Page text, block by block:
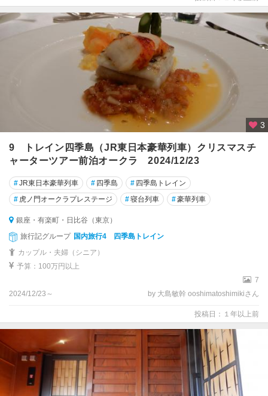
3
9 トレイン四季島（JR東日本豪華列車）クリスマスチ
ャーターツアー前泊オークラ 2024/12/23
#JR東日本豪華列車 # 四季島 # 四季島トレイン
# 虎ノ門オークラプレステージ #寝台列車 #豪華列車
銀座・有楽町・日比谷（東京）
旅行記グループ 国内旅行4 四季島トレイン
カップル・夫婦（シニア）
予算：100万円以上
7
2024/12/23～
by 大島敏幹 ooshimatoshimikiさん
投稿日：１年以上前